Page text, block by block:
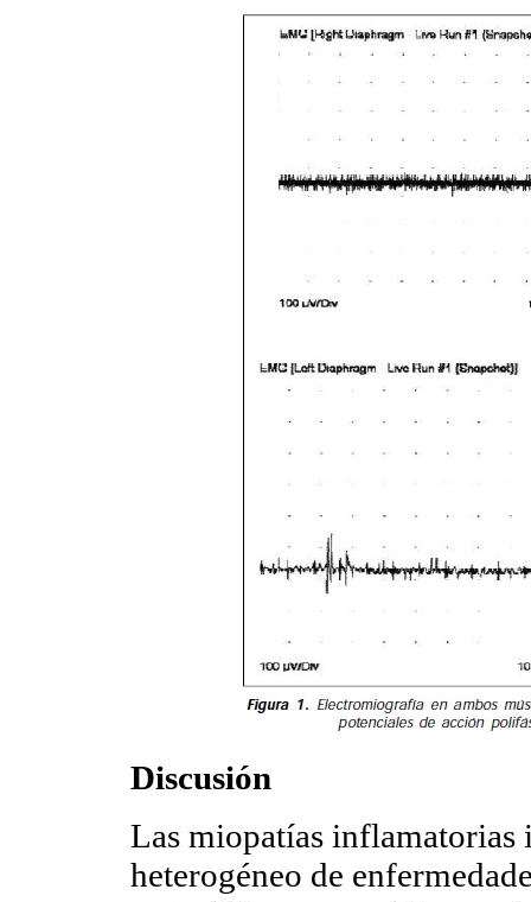
Discusión
Las miopatías inflamatorias
heterogéneo de